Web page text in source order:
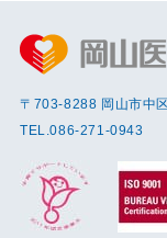
〒703-8288 岡⼭市中
TEL.086-271-0943